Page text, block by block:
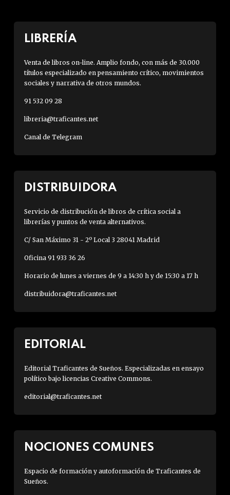
LIBRERÍA
Venta de libros on-line. Amplio fondo, con más de 30.000
títulos especializado en pensamiento crítico, movimientos
sociales y narrativa de otros mundos.
91 532 09 28
libreria@traficantes.net
Canal de Telegram
DISTRIBUIDORA
Servicio de distribución de libros de crítica social a
librerías y puntos de venta alternativos.
C/ San Máximo 31 - 2º Local 3 28041 Madrid
Oficina 91 933 36 26
Horario de lunes a viernes de 9 a 14:30 h y de 15:30 a 17 h
distribuidora@traficantes.net
EDITORIAL
Editorial Traficantes de Sueños. Especializadas en ensayo
político bajo licencias Creative Commons.
editorial@traficantes.net
NOCIONES COMUNES
Espacio de formación y autoformación de Traficantes de
Sueños.